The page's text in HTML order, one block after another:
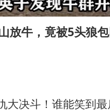
38岁演员求职万岁山
日本试射“战斧”导弹，
我国外贸延续良好增长
放牛，竟被5头狼
大决斗！谁能笑到最